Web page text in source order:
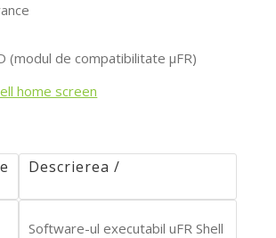
(modul de compatibilitate μFR)
Descrierea /
Software-ul executabil uFR Shell